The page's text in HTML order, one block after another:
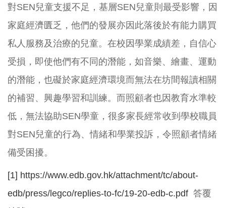
對SEN兒童支援不足，基層SEN兒童則最受影響，因
家庭經濟匱乏，他們的發展亦因此落後於有能力購買
私人服務及治療的兒童。在校因學業成績差，自信心
受損，即使他們有不同的潛能，如音樂、繪畫、運動
的潛能，也礙於家庭經濟環境而無法在坊間報讀相關
的補習、興趣學習和訓練。而照顧者也因教育水準較
低，無法協助SEN學童，很多家長經常收到學校職員
對SEN兒童的行為、情緒和學業投訴，令照顧者情緒
備受困擾。
[1] https://www.edb.gov.hk/attachment/tc/about-
edb/press/legco/replies-to-fc/19-20-edb-c.pdf 答覆